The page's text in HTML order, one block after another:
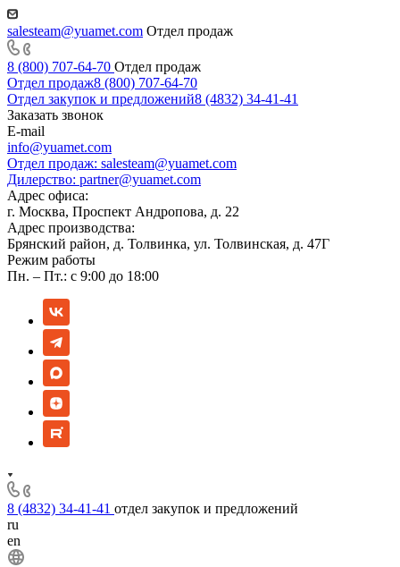
salesteam@yuamet.com Отдел продаж
8 (800) 707-64-70 Отдел продаж
Отдел продаж8 (800) 707-64-70
Отдел закупок и предложений8 (4832) 34-41-41
Заказать звонок
E-mail
info@yuamet.com
Отдел продаж: salesteam@yuamet.com
Дилерство: partner@yuamet.com
Адрес офиса:
г. Москва, Проспект Андропова, д. 22
Адрес производства:
Брянский район, д. Толвинка, ул. Толвинская, д. 47Г
Режим работы
Пн. – Пт.: с 9:00 до 18:00
8 (4832) 34-41-41 отдел закупок и предложений
ru
en